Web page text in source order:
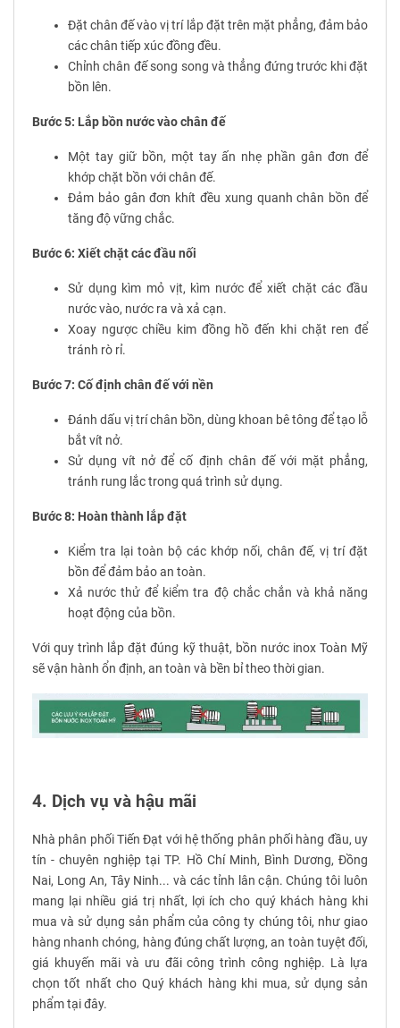
Đặt chân đế vào vị trí lắp đặt trên mặt phẳng, đảm bảo
các chân tiếp xúc đồng đều.
Chỉnh chân đế song song và thẳng đứng trước khi đặt
bồn lên.
Bước 5: Lắp bồn nước vào chân đế
Một tay giữ bồn, một tay ấn nhẹ phần gân đơn để
khớp chặt bồn với chân đế.
Đảm bảo gân đơn khít đều xung quanh chân bồn để
tăng độ vững chắc.
Bước 6: Xiết chặt các đầu nối
Sử dụng kìm mỏ vịt, kìm nước để xiết chặt các đầu
nước vào, nước ra và xả cạn.
Xoay ngược chiều kim đồng hồ đến khi chặt ren để
tránh rò rỉ.
Bước 7: Cố định chân đế với nền
Đánh dấu vị trí chân bồn, dùng khoan bê tông để tạo lỗ
bắt vít nở.
Sử dụng vít nở để cố định chân đế với mặt phẳng,
tránh rung lắc trong quá trình sử dụng.
Bước 8: Hoàn thành lắp đặt
Kiểm tra lại toàn bộ các khớp nối, chân đế, vị trí đặt
bồn để đảm bảo an toàn.
Xả nước thử để kiểm tra độ chắc chắn và khả năng
hoạt động của bồn.
Với quy trình lắp đặt đúng kỹ thuật, bồn nước inox Toàn Mỹ
sẽ vận hành ổn định, an toàn và bền bỉ theo thời gian.
4. Dịch vụ và hậu mãi
Nhà phân phối Tiến Đạt với hệ thống phân phối hàng đầu, uy
tín - chuyên nghiệp tại TP. Hồ Chí Minh, Bình Dương, Đồng
Nai, Long An, Tây Ninh... và các tỉnh lân cận. Chúng tôi luôn
mang lại nhiều giá trị nhất, lợi ích cho quý khách hàng khi
mua và sử dụng sản phẩm của công ty chúng tôi, như giao
hàng nhanh chóng, hàng đúng chất lượng, an toàn tuyệt đối,
giá khuyến mãi và ưu đãi công trình công nghiệp. Là lựa
chọn tốt nhất cho Quý khách hàng khi mua, sử dụng sản
phẩm tại đây.